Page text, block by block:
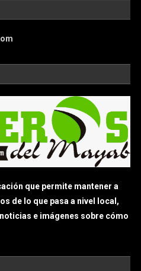
que permite mantener a
de lo que pasa a nivel local,
e imágenes sobre cómo